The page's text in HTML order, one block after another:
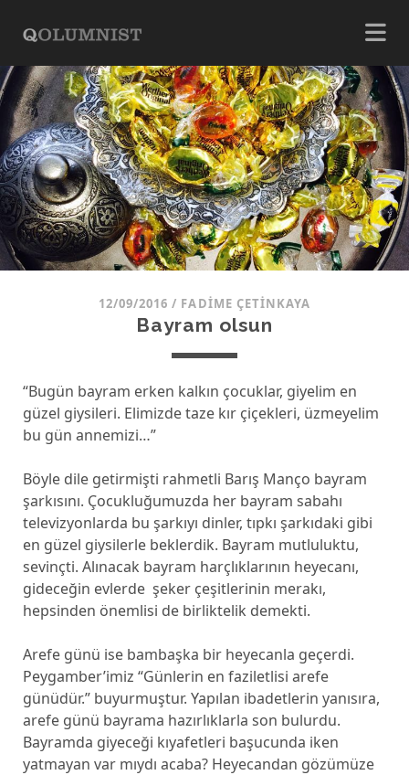
12/09/2016 / FADIME ÇETINKAYA
Bayram olsun
“Bugün bayram erken kalkın çocuklar, giyelim en
güzel giysileri. Elimizde taze kır çiçekleri, üzmeyelim
bu gün annemizi…”
Böyle dile getirmişti rahmetli Barış Manço bayram
şarkısını. Çocukluğumuzda her bayram sabahı
televizyonlarda bu şarkıyı dinler, tıpkı şarkıdaki gibi
en güzel giysilerle beklerdik. Bayram mutluluktu,
sevinçti. Alınacak bayram harçlıklarının heyecanı,
gideceğin evlerde şeker çeşitlerinin merakı,
hepsinden önemlisi de birliktelik demekti.
Arefe günü ise bambaşka bir heyecanla geçerdi.
Peygamber’imiz “Günlerin en faziletlisi arefe
günüdür.” buyurmuştur. Yapılan ibadetlerin yanısıra,
arefe günü bayrama hazırlıklarla son bulurdu.
Bayramda giyeceği kıyafetleri başucunda iken
yatmayan var mıydı acaba? Heyecandan gözümüze